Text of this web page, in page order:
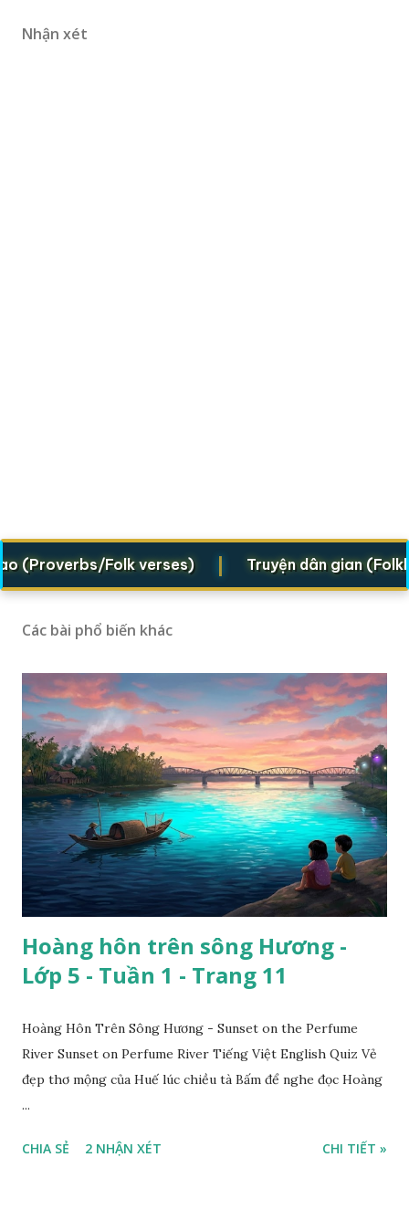
Nhận xét
Folk verses) | Truyện dân gian (Folklore
Các bài phổ biến khác
Hoàng hôn trên sông Hương -
Lớp 5 - Tuần 1 - Trang 11
Hoàng Hôn Trên Sông Hương - Sunset on the Perfume
River Sunset on Perfume River Tiếng Việt English Quiz Vẻ
đẹp thơ mộng của Huế lúc chiều tà Bấm để nghe đọc Hoàng
...
CHIA SẺ 2 NHẬN XÉT CHI TIẾT »